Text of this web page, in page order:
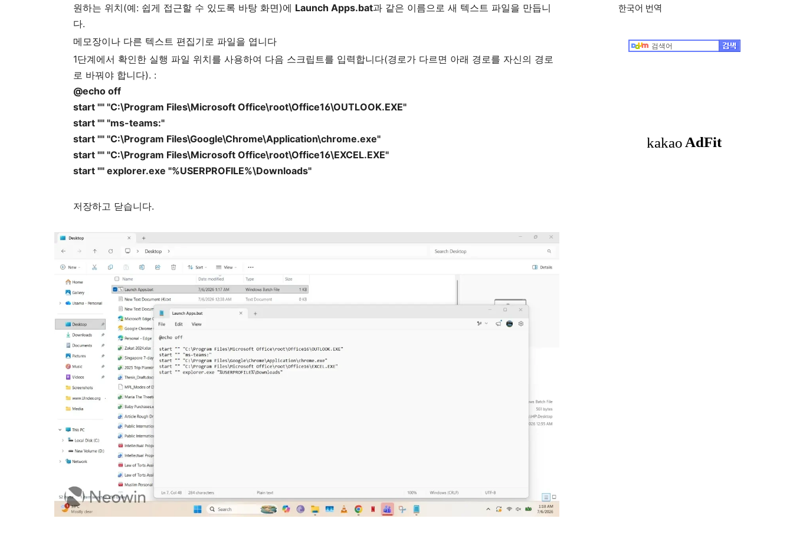
원하는 위치(예: 쉽게 접근할 수 있도록 바탕 화면)에 Launch Apps.bat과 같은 이름으로 새 텍스트 파일을 만듭니
다.
메모장이나 다른 텍스트 편집기로 파일을 엽니다
1단계에서 확인한 실행 파일 위치를 사용하여 다음 스크립트를 입력합니다(경로가 다르면 아래 경로를 자신의 경로
로 바꿔야 합니다). :
@echo off
start "" "C:\Program Files\Microsoft Office\root\Office16\OUTLOOK.EXE"
start "" "ms-teams:"
start "" "C:\Program Files\Google\Chrome\Application\chrome.exe"
start "" "C:\Program Files\Microsoft Office\root\Office16\EXCEL.EXE"
start "" explorer.exe "%USERPROFILE%\Downloads"
저장하고 닫습니다.
한국어 번역